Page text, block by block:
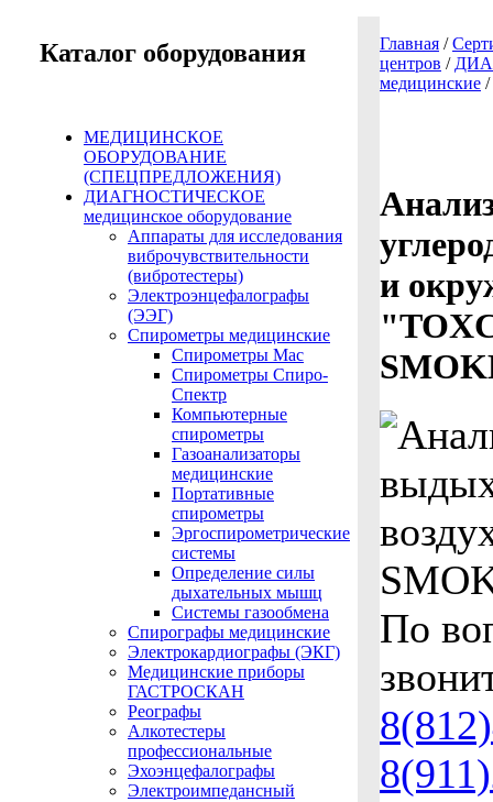
Каталог оборудования
МЕДИЦИНСКОЕ
ОБОРУДОВАНИЕ
(СПЕЦПРЕДЛОЖЕНИЯ)
ДИАГНОСТИЧЕСКОЕ
медицинское оборудование
Аппараты для исследования
виброчувствительности
(вибротестеры)
Электроэнцефалографы
(ЭЭГ)
Спирометры медицинские
Спирометры Mac
Спирометры Спиро-
Спектр
Компьютерные
спирометры
Газоанализаторы
медицинские
Портативные
спирометры
Эргоспирометрические
системы
Определение силы
дыхательных мышц
Системы газообмена
Спирографы медицинские
Электрокардиографы (ЭКГ)
Медицинские приборы
ГАСТРОСКАН
Реографы
Алкотестеры
профессиональные
Эхоэнцефалографы
Электроимпедансный
Главная /
центров /
медицинские /
и
По